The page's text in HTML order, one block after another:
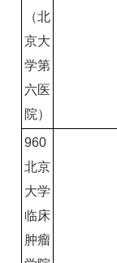
（北
京大
学第
六医
院）
960
北京
大学
临床
肿瘤